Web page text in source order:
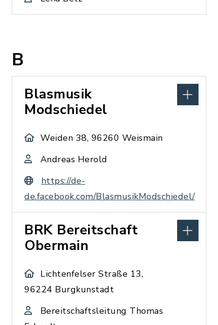
B
Blasmusik
Modschiedel
Weiden 38, 96260 Weismain
Andreas Herold
https://de-
de.facebook.com/BlasmusikModschiedel/
BRK Bereitschaft
Obermain
Lichtenfelser Straße 13,
96224 Burgkunstadt
Bereitschaftsleitung Thomas